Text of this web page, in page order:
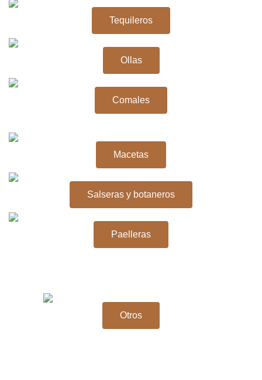
Tequileros
Ollas
Comales
Macetas
Salseras y botaneros
Paelleras
Otros